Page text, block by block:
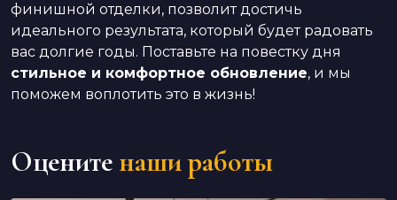
финишной отделки, позволит достичь
идеального результата, который будет радовать
вас долгие годы. Поставьте на повестку дня
стильное и комфортное обновление, и мы
поможем воплотить это в жизнь!
Оцените наши работы